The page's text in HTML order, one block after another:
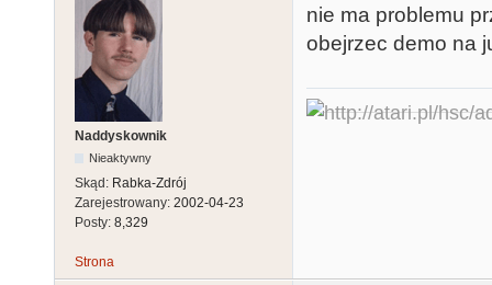
Naddyskownik
Nieaktywny
Skąd: Rabka-Zdrój
Zarejestrowany: 2002-04-23
Posty: 8,329
nie ma problemu
obejrzec demo na
Strona